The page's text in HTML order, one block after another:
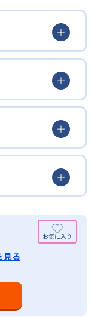
で個別指導
として個別指導
式」を採用して
は、生徒が個々
度立ち止まって
余裕がある場合
も可能である。
画を設計
の学力／適性を
生徒に最適化
ぞれに最適な
実施。少しず
となっている
学習ができ
向け
する形で個別指
るよう「無学年
ある場合は立ち
けでなく、学習
たい人向け
教科の基礎に
算数（数学）
は全ての学力
力を入れてい
し学習と毎日の
開されていな
見る